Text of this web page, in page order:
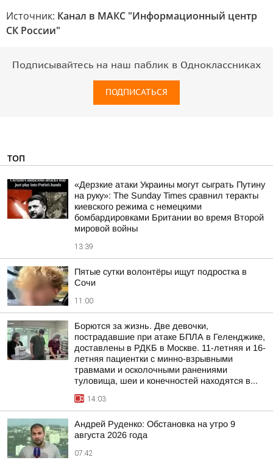
Источник: Канал в МАКС "Информационный центр
СК России"
Подписывайтесь на наш паблик в Одноклассниках
ПОДПИСАТЬСЯ
ТОП
«Дерзкие атаки Украины могут сыграть Путину
на руку»: The Sunday Times сравнил теракты
киевского режима с немецкими
бомбардировками Британии во время Второй
мировой войны
13:39
Пятые сутки волонтёры ищут подростка в
Сочи
11:00
Борются за жизнь. Две девочки,
пострадавшие при атаке БПЛА в Геленджике,
доставлены в РДКБ в Москве. 11-летняя и 16-
летняя пациентки с минно-взрывными
травмами и осколочными ранениями
туловища, шеи и конечностей находятся в...
14:03
Андрей Руденко: Обстановка на утро 9
августа 2026 года
07:42